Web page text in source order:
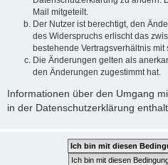
Mail mitgeteilt.
Der Nutzer ist berechtigt, den
des Widerspruchs erlischt das
bestehende Vertragsverhältnis mit
Die Änderungen gelten als
den Änderungen zugestimmt hat.
Informationen über den Umgang
in der Datenschutzerklärung